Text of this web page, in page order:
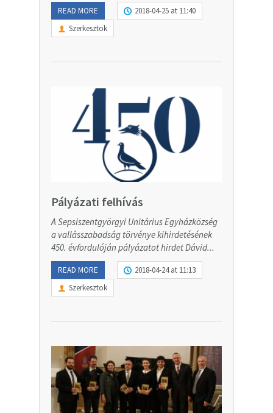
READ MORE
2018-04-25 at 11:40
Szerkesztok
Pályázati felhívás
A Sepsiszentgyörgyi Unitárius Egyházközség
a vallásszabadság törvénye kihirdetésének
450. évfordulóján pályázatot hirdet Dávid...
READ MORE
2018-04-24 at 11:13
Szerkesztok